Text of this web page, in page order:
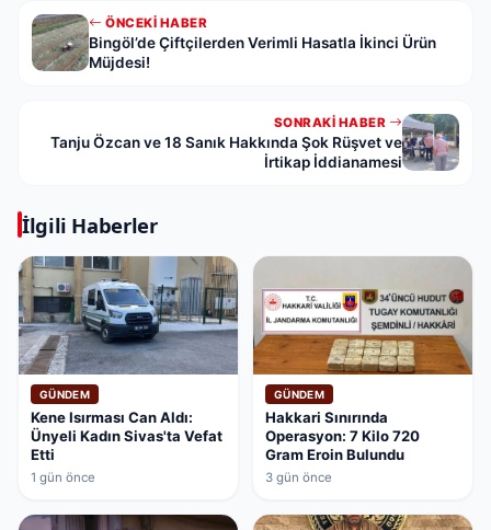
ÖNCEKI HABER
Bingöl’de Çiftçilerden Verimli Hasatla İkinci Ürün
Müjdesi!
SONRAKI HABER
Tanju Özcan ve 18 Sanık Hakkında Şok Rüşvet ve
İrtikap İddianamesi
İlgili Haberler
GÜNDEM
Kene Isırması Can Aldı:
Ünyeli Kadın Sivas'ta Vefat
Etti
1 gün önce
GÜNDEM
Hakkari Sınırında
Operasyon: 7 Kilo 720
Gram Eroin Bulundu
3 gün önce